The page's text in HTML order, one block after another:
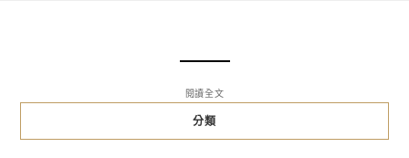
閱讀全文
分類